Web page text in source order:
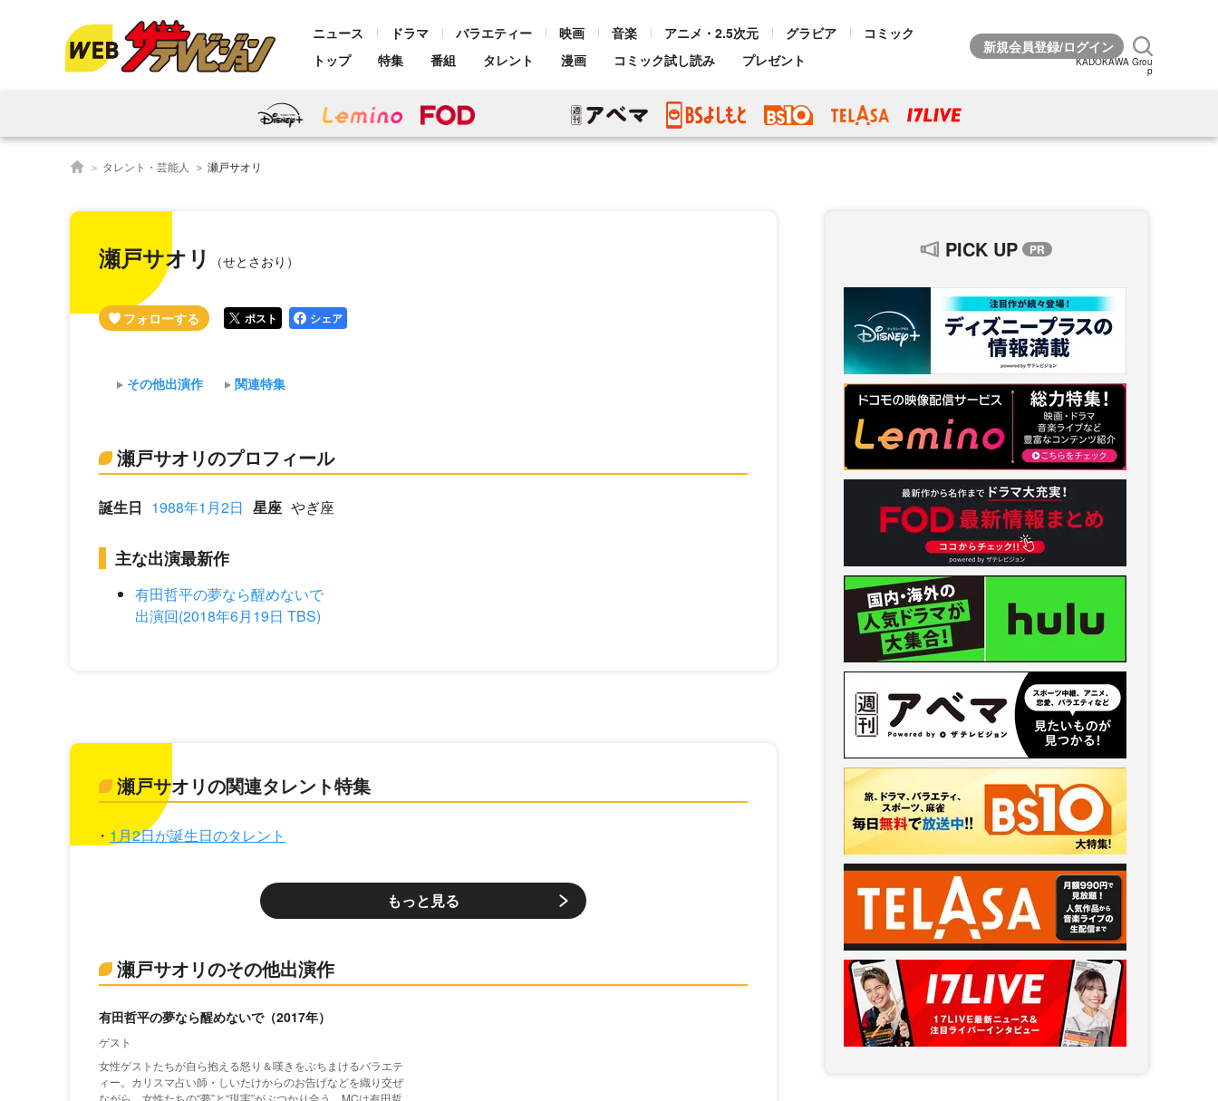
ニュース ドラマ バラエティー 映画 音楽 アニメ・2.5次元 グラビア
コミック
トップ
特集 番組 タレント 漫画 コミック試し読み プレゼント KADOKAWA Grou
p
タレント・芸能人 瀬戸サオリ
瀬戸サオリ （せとさおり）
ポスト シェア
その他出演作 関連特集
瀬戸サオリのプロフィール
誕生日 1988年1月2日 星座 やぎ座
主な出演最新作
有田哲平の夢なら醒めないで
出演回(2018年6月19日 TBS)
瀬戸サオリの関連タレント特集
1月2日が誕生日のタレント
もっと見る
瀬戸サオリのその他出演作
有田哲平の夢なら醒めないで（2017年）
ゲスト
女性ゲストたちが自ら抱える怒り＆嘆きをぶちまけるバラエテ
ィー。カリスマ占い師・しいたけからのお告げなどを織り交ぜ
ながら、女性たちの“夢”と“現実”がぶつかり合う。MCは有田哲
PICK UP